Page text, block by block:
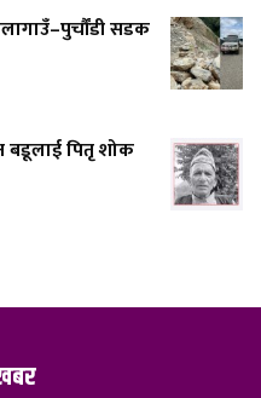
सडक
बडूलाई पितृ शोक